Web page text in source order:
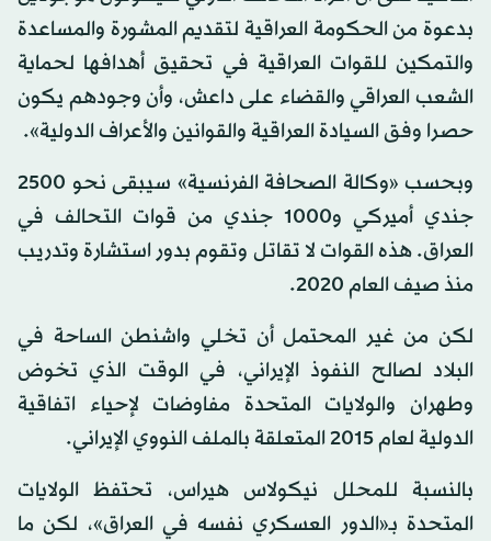
بدعوة من الحكومة العراقية لتقديم المشورة والمساعدة
والتمكين للقوات العراقية في تحقيق أهدافها لحماية
الشعب العراقي والقضاء على داعش، وأن وجودهم يكون
حصـرا وفق السيادة العراقية والقوانين والأعراف الدولية».
وبحسب «وكالة الصحافة الفرنسية» سيبقى نحو 2500
جندي أميركي و1000 جندي من قوات التحالف في
العراق. هذه القوات لا تقاتل وتقوم بدور استشارة وتدريب
منذ صيف العام 2020.
لكن من غير المحتمل أن تخلي واشنطن الساحة في
البلاد لصالح النفوذ الإيراني، في الوقت الذي تخوض
وطهران والولايات المتحدة مفاوضات لإحياء اتفاقية
الدولية لعام 2015 المتعلقة بالملف النووي الإيراني.
بالنسبة للمحلل نيكولاس هيراس، تحتفظ الولايات
المتحدة بـ«الدور العسكري نفسه في العراق»، لكن ما